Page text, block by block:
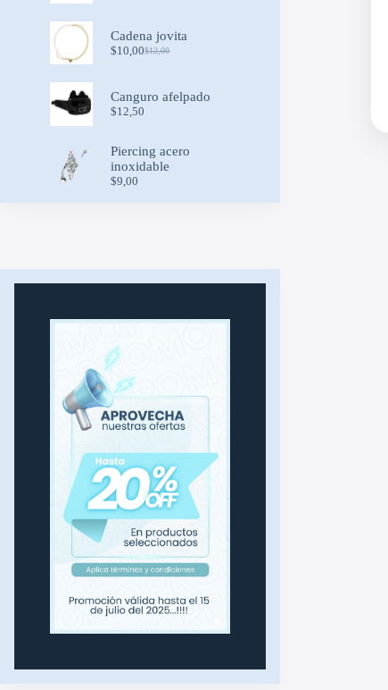
Cadena jovita
$12,00
Original
$12,00.
$10,00Current
$10,00.
Canguro afelpado
$12,50
Piercing acero
inoxidable
$9,00